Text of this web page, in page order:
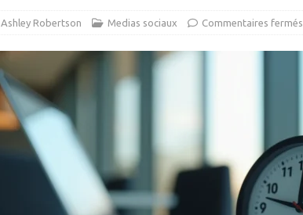
Ashley Robertson Medias sociaux Commentaires fermés